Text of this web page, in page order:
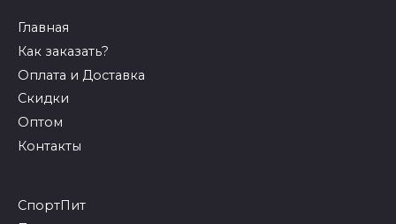
Главная
Как заказать?
Оплата и Доставка
Скидки
Оптом
Контакты
СпортПит